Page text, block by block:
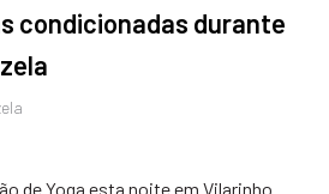
condicionadas durante